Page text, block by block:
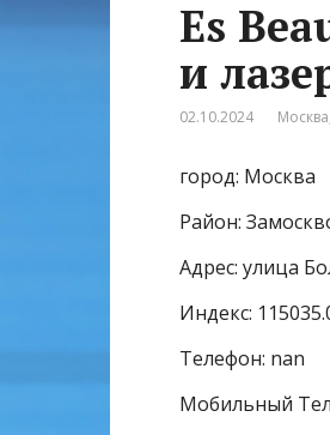
Es
и
02.10.2024 Москва
город: Москва
Район:
Адрес: улица
Индекс:
Телефон: nan
Мобильный